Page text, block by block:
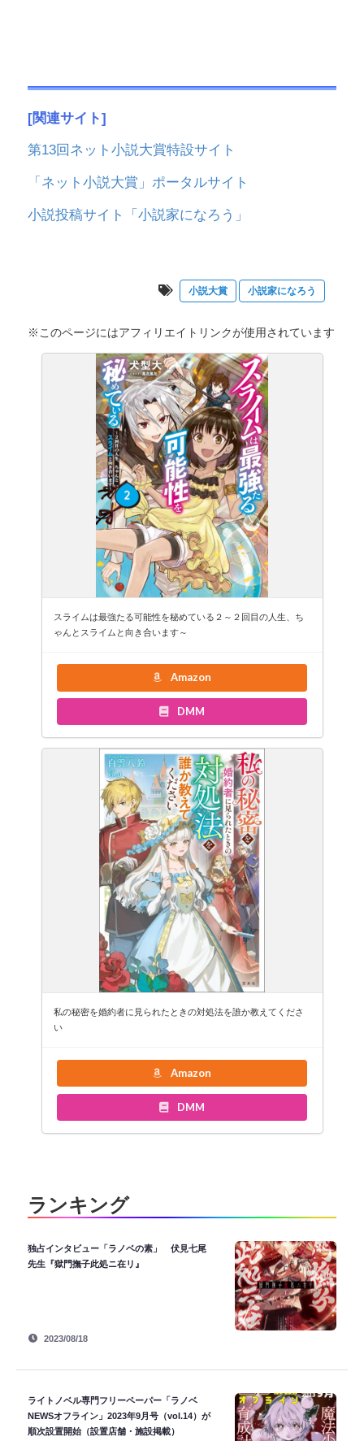
[関連サイト]
第13回ネット小説大賞特設サイト
「ネット小説大賞」ポータルサイト
小説投稿サイト「小説家になろう」
小説大賞 小説家になろう
※このページにはアフィリエイトリンクが使用されています
スライムは最強たる可能性を秘めている２～２回目の人生、ち
ゃんとスライムと向き合います～
Amazon
DMM
私の秘密を婚約者に見られたときの対処法を誰か教えてくださ
い
Amazon
DMM
ランキング
独占インタビュー「ラノベの素」 伏見七尾
先生『獄門撫子此処ニ在リ』
2023/08/18
ライトノベル専門フリーペーパー「ラノベ
NEWSオフライン」2023年9月号（vol.14）が
順次設置開始（設置店舗・施設掲載）